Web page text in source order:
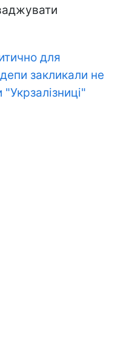
для
закликали не